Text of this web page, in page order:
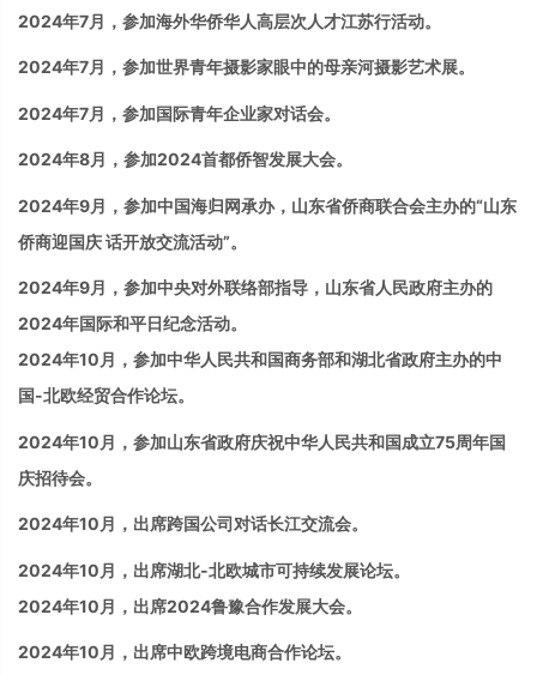
2024年7月，参加海外华侨华人高层次人才江苏行活动。
2024年7月，参加世界青年摄影家眼中的母亲河摄影艺术展。
2024年7月，参加国际青年企业家对话会。
2024年8月，参加2024首都侨智发展大会。
2024年9月， 参加中国海归网承办，山东省侨商联合会主办的“山东
侨商迎国庆 话开放交流活动”。
2024年9月， 参加中央对外联络部指导，山东省人民政府主办的
2024年国际和平日纪念活动。
2024年10 月， 参加中华人民共和国商务部和湖北省政府主办的中
国-北欧经贸合作论坛。
2024年10月，参加山东省政府庆祝中华人民共和国成立75周年国
庆招待会。
2024年10 月，出席跨国公司对话长江交流会。
2024年10 月，出席湖北-北欧城市可持续发展论坛。
2024年10 月，出席2024鲁豫合作发展大会。
2024年10 月，出席中欧跨境电商合作论坛。